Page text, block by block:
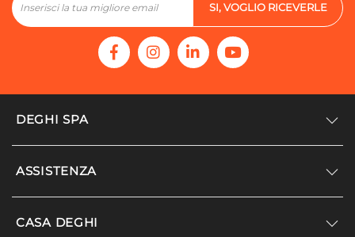
SI, VOGLIO RICEVERLE
DEGHI SPA
Accedi/Registrati
ASSISTENZA
Supporto
CASA DEGHI